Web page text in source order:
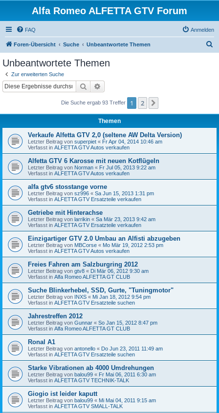
Alfa Romeo ALFETTA GTV Forum
FAQ Anmelden
Foren-Übersicht Suche Unbeantwortete Themen
Unbeantwortete Themen
Zur erweiterten Suche
Suche
Die Suche ergab 93 Treffer 1 2
Themen
Verkaufe Alfetta GTV 2,0 (seltene AW Delta Version)
Letzter Beitrag von superpiet « Fr Apr 04, 2014 10:46 am
Verfasst in ALFETTA GTV Autos verkaufen
Alfetta GTV 6 Karosse mit neuen Kotflügeln
Letzter Beitrag von Norman « Fr Jul 05, 2013 9:22 am
Verfasst in ALFETTA GTV Autos verkaufen
alfa gtv6 stosstange vorne
Letzter Beitrag von sz996 « Sa Jun 15, 2013 1:31 pm
Verfasst in ALFETTA GTV Ersatzteile verkaufen
Getriebe mit Hinterachse
Letzter Beitrag von larrikin « Sa Mär 23, 2013 9:42 am
Verfasst in ALFETTA GTV Ersatzteile verkaufen
Einzigartiger GTV 2.0 Umbau an Alfisti abzugeben
Letzter Beitrag von MBCorse « Mo Mär 19, 2012 2:53 pm
Verfasst in ALFETTA GTV Autos verkaufen
Freies Fahren am Salzburgring 2012
Letzter Beitrag von gtv8 « Di Mär 06, 2012 9:30 am
Verfasst in Alfa Romeo ALFETTA GT CLUB
Suche Blinkerhebel, SSD, Gurte, "Tuningmotor"
Letzter Beitrag von INXS « Mi Jan 18, 2012 9:54 pm
Verfasst in ALFETTA GTV Ersatzteile suchen
Jahrestreffen 2012
Letzter Beitrag von Gunnar « So Jan 15, 2012 8:47 pm
Verfasst in Alfa Romeo ALFETTA GT CLUB
Ronal A1
Letzter Beitrag von antonello « Do Jun 23, 2011 11:49 am
Verfasst in ALFETTA GTV Ersatzteile suchen
Starke Vibrationen ab 4000 Umdrehungen
Letzter Beitrag von balou99 « Fr Mai 06, 2011 6:30 am
Verfasst in ALFETTA GTV TECHNIK-TALK
Giogio ist leider kaputt
Letzter Beitrag von balou99 « Mi Mai 04, 2011 9:15 am
Verfasst in ALFETTA GTV SMALL-TALK